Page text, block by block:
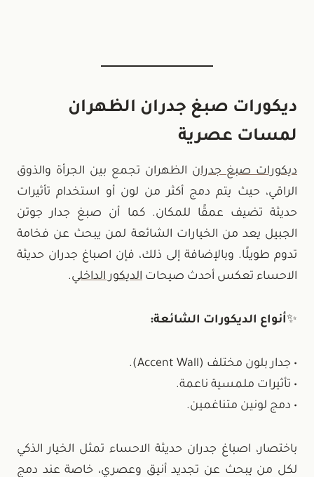
ديكورات صبغ جدران الظهران
لمسات عصرية
ديكورات صبغ جدران الظهران تجمع بين الجرأة والذوق
الراقي، حيث يتم دمج أكثر من لون أو استخدام تأثيرات
حديثة تضيف عمقًا للمكان. كما أن صبغ جدار جوتن
الجبيل يعد من الخيارات الشائعة لمن يبحث عن فخامة
تدوم طويلًا. وبالإضافة إلى ذلك، فإن اصباغ جدران حديثة
الاحساء تعكس أحدث صيحات الديكور الداخلي.
✨أنواع الديكورات الشائعة:
• جدار بلون مختلف (Accent Wall).
• تأثيرات ملمسية ناعمة.
• دمج لونين متناغمين.
باختصار، اصباغ جدران حديثة الاحساء تمثل الخيار الذكي
لكل من يبحث عن تجديد أنيق وعصري، خاصة عند دمج